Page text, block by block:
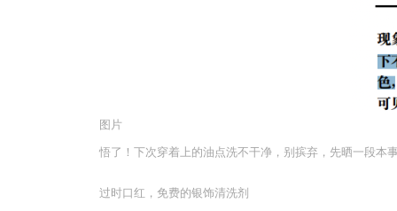
图片
悟了！下次穿着上的油点洗不干净，别摈弃，先晒一段本
过时口红，免费的银饰清洗剂